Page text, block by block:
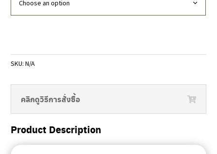
SKU:N/A
คลิกดูวิธีการสั่งซื้อ
Product Description